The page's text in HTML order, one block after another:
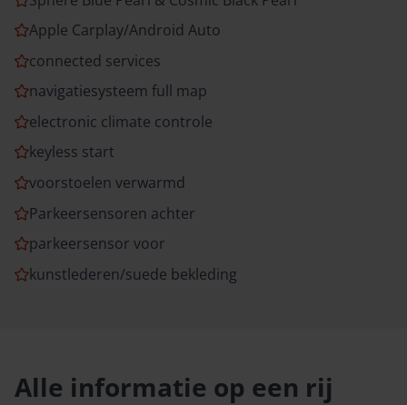
Apple Carplay/Android Auto
connected services
navigatiesysteem full map
electronic climate controle
keyless start
voorstoelen verwarmd
Parkeersensoren achter
parkeersensor voor
kunstlederen/suede bekleding
Alle informatie op een rij